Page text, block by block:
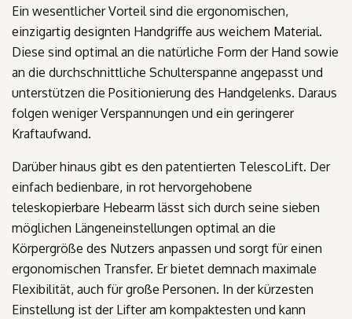
Ein wesentlicher Vorteil sind die ergonomischen,
einzigartig designten Handgriffe aus weichem Material.
Diese sind optimal an die natürliche Form der Hand sowie
an die durchschnittliche Schulterspanne angepasst und
unterstützen die Positionierung des Handgelenks. Daraus
folgen weniger Verspannungen und ein geringerer
Kraftaufwand.
Darüber hinaus gibt es den patentierten TelescoLift. Der
einfach bedienbare, in rot hervorgehobene
teleskopierbare Hebearm lässt sich durch seine sieben
möglichen Längeneinstellungen optimal an die
Körpergröße des Nutzers anpassen und sorgt für einen
ergonomischen Transfer. Er bietet demnach maximale
Flexibilität, auch für große Personen. In der kürzesten
Einstellung ist der Lifter am kompaktesten und kann